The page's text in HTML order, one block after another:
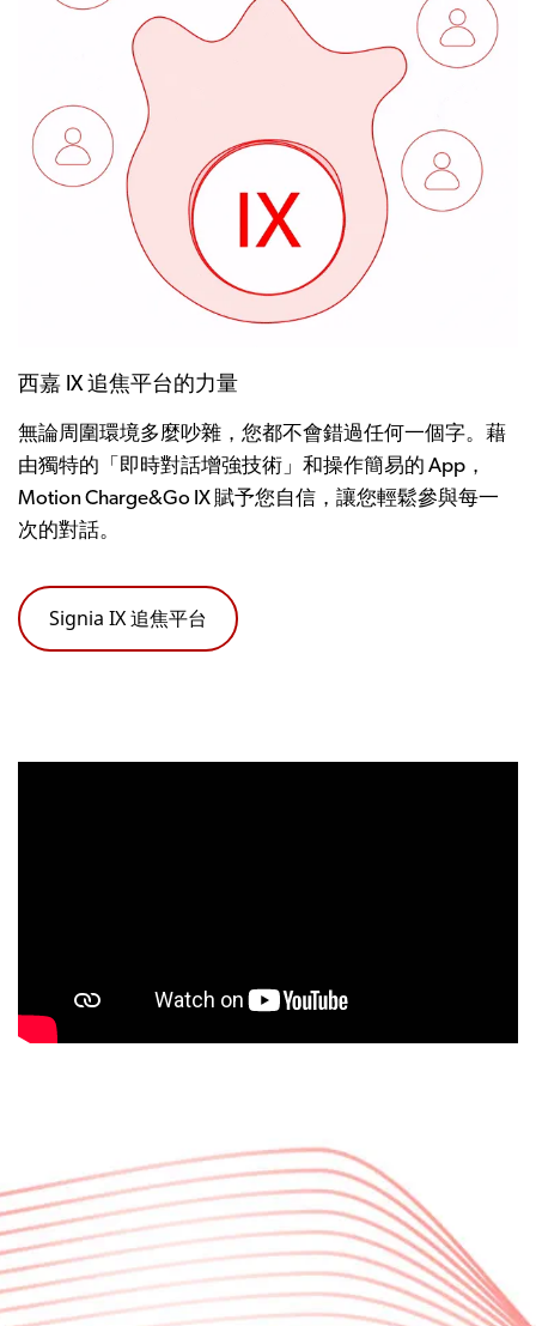
西嘉 IX 追焦平台的力量
無論周圍環境多麼吵雜，您都不會錯過任何一個字。藉
由獨特的「即時對話增強技術」和操作簡易的 App，
Motion Charge&Go IX 賦予您自信，讓您輕鬆參與每一
次的對話。
Signia IX 追焦平台